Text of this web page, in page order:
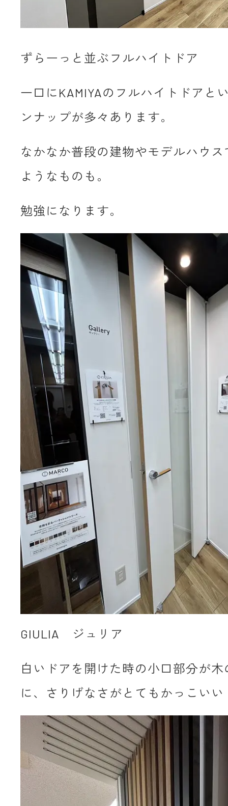
ずらーっと並ぶフルハイトドア
一口にKAMIYAのフルハイトドアと
ンナップが多々あります。
なかなか普段の建物やモデルハウ
ようなものも。
勉強になります。
GIULIA ジュリア
白いドアを開けた時の小口部分が
に、さりげなさがとてもかっこいい